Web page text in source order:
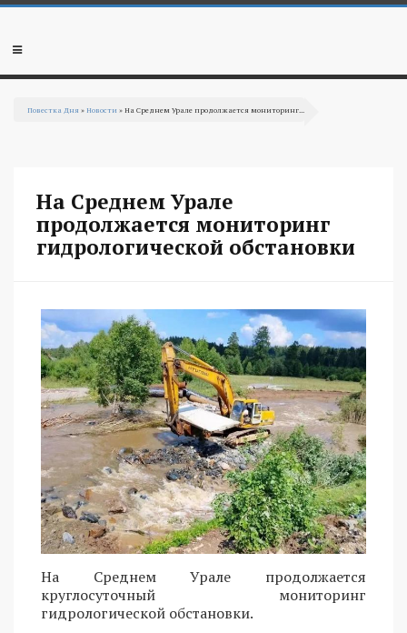
Перейти к основному содержанию
Мобильное
Повестка Дня »Новости » На Среднем Урале продолжается мониторинг...
На Среднем Урале
продолжается мониторинг
гидрологической обстановки
На Среднем Урале продолжается
круглосуточный мониторинг
гидрологической обстановки.